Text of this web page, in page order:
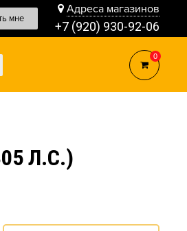
мне
Адреса магазинов
+7 (920) 930-92-06
0
Л.С.)